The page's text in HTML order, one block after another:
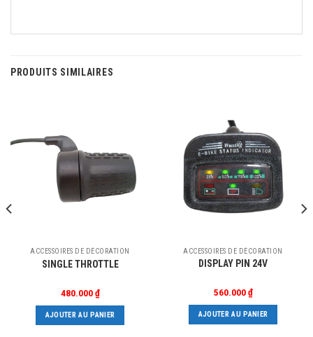
PRODUITS SIMILAIRES
ACCESSOIRES DE DÉCORATION
SINGLE THROTTLE
480.000₫
AJOUTER AU PANIER
ACCESSOIRES DE DÉCORATION
DISPLAY PIN 24V
560.000₫
AJOUTER AU PANIER